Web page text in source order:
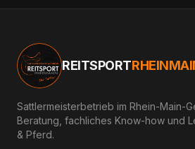
REITSPORT
Sattlermeisterbetrieb im Rhein-Main-
Beratung, fachliches Know-how und
& Pferd.